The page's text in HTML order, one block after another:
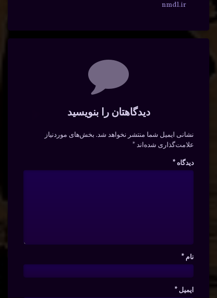
nmdl.ir
دیدگاهتان را بنویسید
نشانی ایمیل شما منتشر نخواهد شد. بخش‌های موردنیاز
علامت‌گذاری شده‌اند*
دیدگاه *
نام *
ایمیل *